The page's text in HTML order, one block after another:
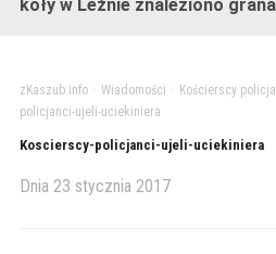
w Leźnie znaleziono granat!
zKaszub.info> Wiadomości Kościerscy
policjanci-ujeli-uciekiniera
Koscierscy-policjanci-ujeli-uciekiniera
Dnia 23 stycznia 2017